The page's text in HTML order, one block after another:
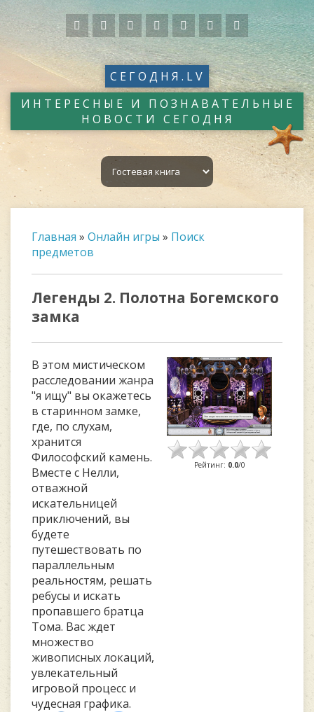
СЕГОДНЯ.LV
ИНТЕРЕСНЫЕ И ПОЗНАВАТЕЛЬНЫЕ
НОВОСТИ СЕГОДНЯ
Главная » Онлайн игры » Поиск
предметов
Легенды 2. Полотна Богемского
замка
В этом мистическом
расследовании жанра
"я ищу" вы окажетесь
в старинном замке,
где, по слухам,
хранится
Философский камень.
Вместе с Нелли,
отважной
искательницей
приключений, вы
будете
путешествовать по
параллельным
реальностям, решать
ребусы и искать
пропавшего братца
Тома. Вас ждет
множество
живописных локаций,
увлекательный
игровой процесс и
чудесная графика.
Рейтинг: 0.0/0